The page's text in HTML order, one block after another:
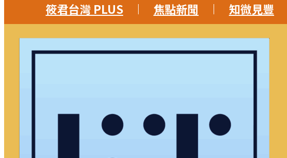
筱君台灣 PLUS 焦點新聞 知微見豐